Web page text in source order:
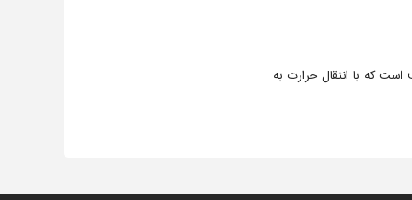
که با انتقال حرارت به